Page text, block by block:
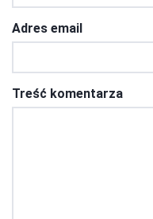
Adres email
Treść komentarza